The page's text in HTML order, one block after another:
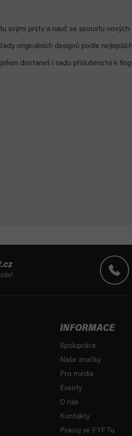
svými prsty a nauč se spoustu nových
originálních designů podle
dostaneš i sadu příslušenství k
INFORMACE
Spolupráce
Naše značky
Pro média
Eventy
O nás
Kontakty
Pracuj ve FYFTu